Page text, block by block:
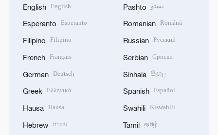
English English
Esperanto Esperanto
Filipino Filipino
French Français
German Deutsch
Greek Ελληνικά
Hausa Hausa
Hebrew עברית
Pashto پښتو
Romanian Română
Russian Русский
Serbian Српски
Sinhala සිංහල
Spanish Español
Swahili Kiswahili
Tamil தமிழ்